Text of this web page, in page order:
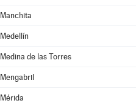
Manchita
Medellín
Medina de las Torres
Mengabril
Mérida